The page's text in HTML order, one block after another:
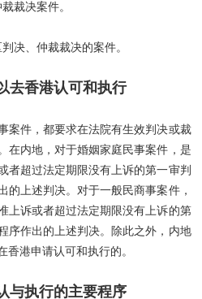
裁决案件。
决、仲裁裁决的案件。
去香港认可和执行
案件，都要求在法院有生效判决或裁
在内地，对于婚姻家庭民事案件，是
者超过法定期限没有上诉的第一审判
的上述判决。对于一般民商事案件，
上诉或者超过法定期限没有上诉的第
序作出的上述判决。除此之外，内地
香港申请认可和执行的。
与执行的主要程序